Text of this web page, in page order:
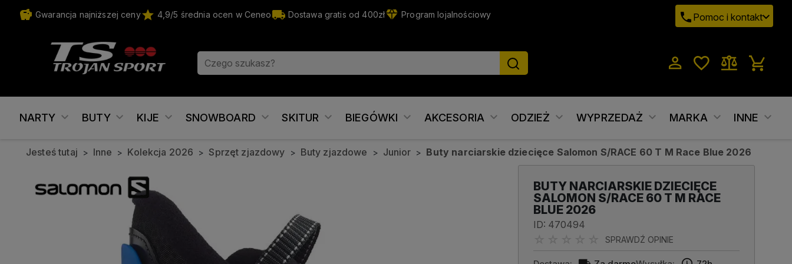
Gwarancja najniższej ceny 4,9/5 średnia ocen w Ceneo Dostawa gratis od 400zł Program lojalnościowy Pomoc i kontakt
NARTY BUTY KIJE SNOWBOARD SKITUR BIEGÓWKI AKCESORIA ODZIEŻ WYPRZEDAŻ MARKA INNE
Jesteś tutaj Inne Kolekcja 2026 Sprzęt zjazdowy Buty zjazdowe Junior Buty narciarskie dziecięce Salomon S/RACE 60 T M Race Blue 2026
BUTY NARCIARSKIE DZIECIĘCE
SALOMON S/RACE 60 T M RACE
BLUE 2026
ID: 470494
SPRAWDŹ OPINIE